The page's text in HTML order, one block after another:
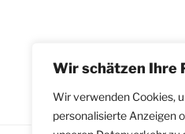
Wir schätzen Ihre
Wir verwenden Cookies,
personalisierte Anzeigen